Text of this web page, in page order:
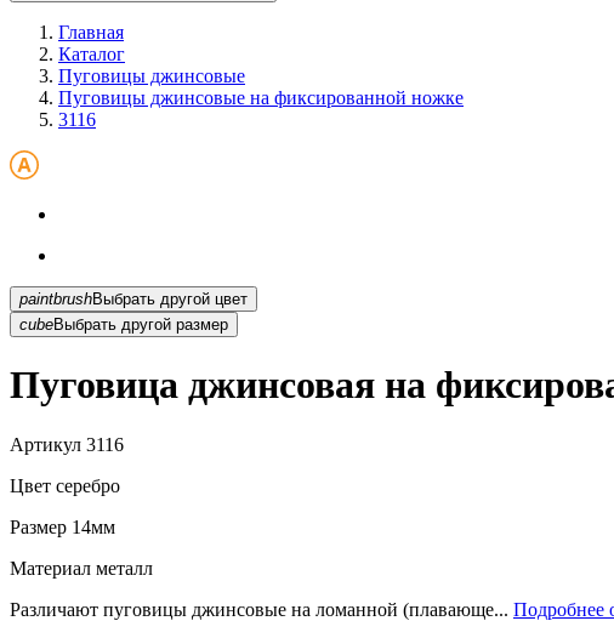
Главная
Каталог
Пуговицы джинсовые
Пуговицы джинсовые на фиксированной ножке
3116
paintbrush
Выбрать другой цвет
cubeВыбрать другой размер
Пуговица джинсовая на
Артикул 3116
Цвет серебро
Размер 14мм
Материал металл
Различают пуговицы джинсовые на ломанной (плавающе... Подробнее